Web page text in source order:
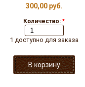
300,00 руб.
Количество: *
1 доступно для заказа